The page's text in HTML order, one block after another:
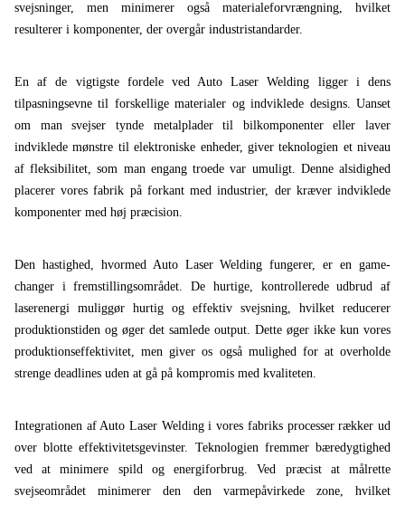
svejsninger, men minimerer også materialeforvrængning, hvilket
resulterer i komponenter, der overgår industristandarder.
En af de vigtigste fordele ved Auto Laser Welding ligger i dens
tilpasningsevne til forskellige materialer og indviklede designs. Uanset
om man svejser tynde metalplader til bilkomponenter eller laver
indviklede mønstre til elektroniske enheder, giver teknologien et niveau
af fleksibilitet, som man engang troede var umuligt. Denne alsidighed
placerer vores fabrik på forkant med industrier, der kræver indviklede
komponenter med høj præcision.
Den hastighed, hvormed Auto Laser Welding fungerer, er en game-
changer i fremstillingsområdet. De hurtige, kontrollerede udbrud af
laserenergi muliggør hurtig og effektiv svejsning, hvilket reducerer
produktionstiden og øger det samlede output. Dette øger ikke kun vores
produktionseffektivitet, men giver os også mulighed for at overholde
strenge deadlines uden at gå på kompromis med kvaliteten.
Integrationen af ​​Auto Laser Welding i vores fabriks processer rækker ud
over blotte effektivitetsgevinster. Teknologien fremmer bæredygtighed
ved at minimere spild og energiforbrug. Ved præcist at målrette
svejseområdet minimerer den den varmepåvirkede zone, hvilket